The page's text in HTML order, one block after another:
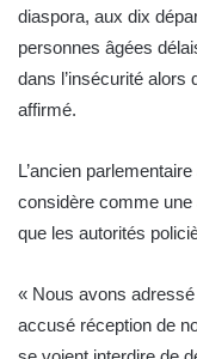
diaspora, aux dix
personnes âgées
dans l’insécurité alors
affirmé.
L’ancien
considère comme une
que les autorités
« Nous avons
accusé réception de